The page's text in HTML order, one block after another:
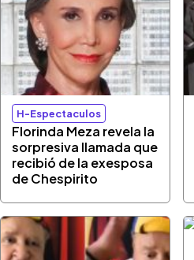
H-Espectaculos
Florinda Meza revela la
sorpresiva llamada que
recibió de la exesposa
de Chespirito